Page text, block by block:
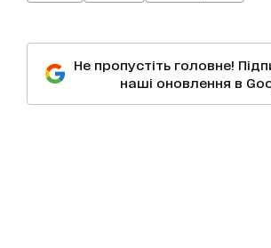
Не пропустіть головне!
наші оновлення в